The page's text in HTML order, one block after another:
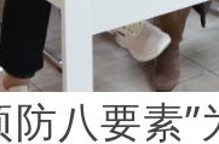
防八要素